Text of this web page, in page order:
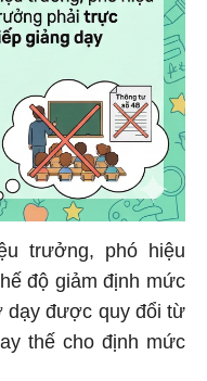
trưởng, phó hiệu
độ giảm định mức
dạy được quy đổi từ
thế cho định mức